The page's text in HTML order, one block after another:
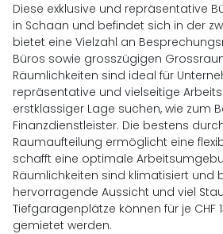
Diese exklusive und repräsentative
in Schaan und befindet sich in der
bietet eine Vielzahl an
Büros sowie grosszügigen
Räumlichkeiten sind ideal für
repräsentative und vielseitige
erstklassiger Lage suchen, wie zum
Finanzdienstleister. Die bestens
Raumaufteilung ermöglicht eine
schafft eine optimale
Räumlichkeiten sind klimatisiert und
hervorragende Aussicht und viel
Tiefgaragenplätze können für je CHF
gemietet werden.